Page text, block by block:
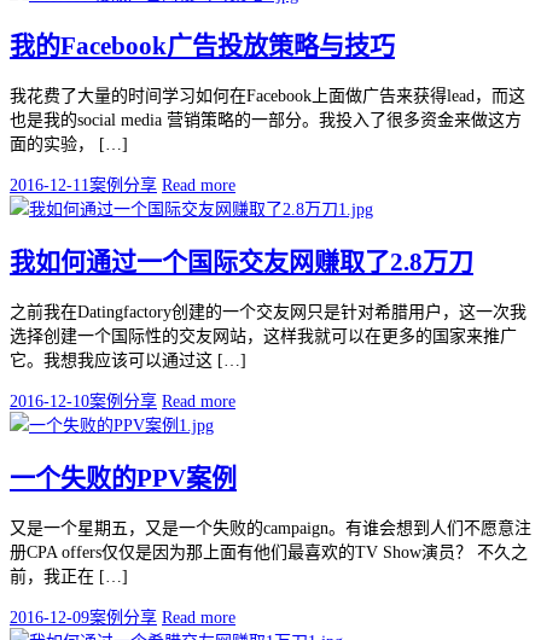
我的Facebook广告投放策略与技巧
我花费了大量的时间学习如何在Facebook上面做广告来获得lead，而这
也是我的social media 营销策略的一部分。我投入了很多资金来做这方
面的实验， […]
2016-12-11案例分享 Read more
我如何通过一个国际交友网赚取了2.8万刀
之前我在Datingfactory创建的一个交友网只是针对希腊用户，这一次我
选择创建一个国际性的交友网站，这样我就可以在更多的国家来推广
它。我想我应该可以通过这 […]
2016-12-10案例分享 Read more
一个失败的PPV案例
又是一个星期五，又是一个失败的campaign。有谁会想到人们不愿意注
册CPA offers仅仅是因为那上面有他们最喜欢的TV Show演员？ 不久之
前，我正在 […]
2016-12-09案例分享 Read more